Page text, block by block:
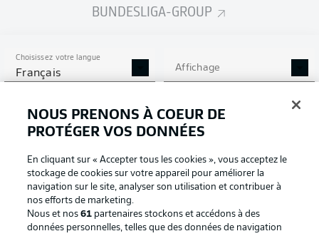
BUNDESLIGA-GROUP
Choisissez votre langue
Français Affichage
Connexion
NOUS PRENONS À COEUR DE
PROTÉGER VOS DONNÉES
En cliquant sur « Accepter tous les cookies », vous acceptez le
stockage de cookies sur votre appareil pour améliorer la
navigation sur le site, analyser son utilisation et contribuer à
nos efforts de marketing.
Nous et nos61 partenaires stockons et accédons à des
données personnelles, telles que des données de navigation